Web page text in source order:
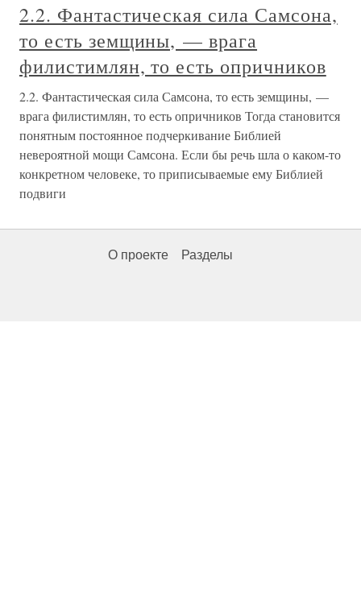
2.2. Фантастическая сила Самсона,
то есть земщины, — врага
филистимлян, то есть опричников
2.2. Фантастическая сила Самсона, то есть земщины, —
врага филистимлян, то есть опричников Тогда становится
понятным постоянное подчеркивание Библией
невероятной мощи Самсона. Если бы речь шла о каком-то
конкретном человеке, то приписываемые ему Библией
подвиги
О проекте Разделы